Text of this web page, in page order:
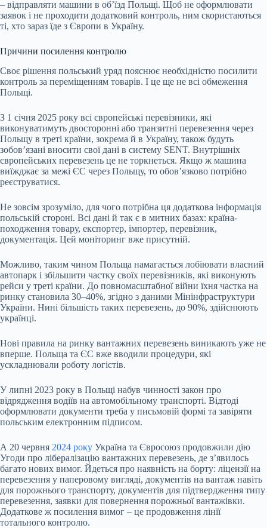
– відправляти машини в об’їзд Польщі. Щоб не оформлювати
заявок і не проходити додатковий контроль, ним скористаються
ті, хто зараз їде з Європи в Україну.
Причини посилення контролю
Своє рішення польський уряд пояснює необхідністю посилити
контроль за переміщенням товарів. І це ще не всі обмеження
Польщі.
З 1 січня 2025 року всі європейські перевізники, які
виконуватимуть двосторонні або транзитні перевезення через
Польщу в треті країни, зокрема й в Україну, також будуть
зобов’язані вносити свої дані в систему SENT. Внутрішніх
європейських перевезень це не торкнеться. Якщо ж машина
виїжджає за межі ЄС через Польщу, то обов’язково потрібно
реєструватися.
Не зовсім зрозуміло, для чого потрібна ця додаткова інформація
польській стороні. Всі дані й так є в митних базах: країна-
походження товару, експортер, імпортер, перевізник,
документація. Цей моніторинг вже присутній.
Можливо, таким чином Польща намагається лобіювати власний
автопарк і збільшити частку своїх перевізників, які виконують
рейси у треті країни. До повномасштабної війни їхня частка на
ринку становила 30–40%, згідно з даними Мінінфраструктури
України. Нині більшість таких перевезень, до 90%, здійснюють
українці.
Нові правила на ринку вантажних перевезень виникають уже не
вперше. Польща та ЄС вже вводили процедури, які
ускладнювали роботу логістів.
У липні 2023 року в Польщі набув чинності закон про
відрядження водіїв на автомобільному транспорті. Відтоді
оформлювати документи треба у письмовій формі та завіряти
польським електронним підписом.
А 20 червня 2024 року Україна та Євросоюз продовжили дію
Угоди про лібералізацію вантажних перевезень, де зʼявилось
багато нових вимог. Йдеться про наявність на борту: ліцензії на
перевезення у паперовому вигляді, документів на вантаж навіть
для порожнього транспорту, документів для підтвердження типу
перевезення, заявки для повернення порожньої вантажівки.
Додаткове ж посилення вимог – це продовження лінії
тотального контролю.